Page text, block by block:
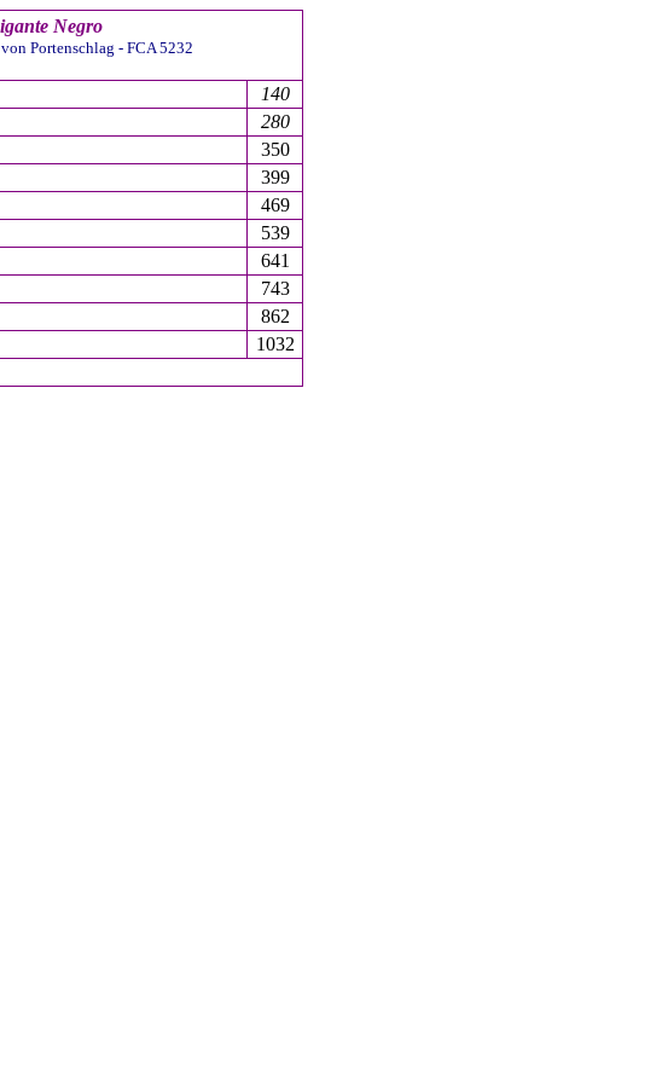
Negro
Portenschlag - FCA 5232
140
280
350
399
469
539
641
743
862
1032